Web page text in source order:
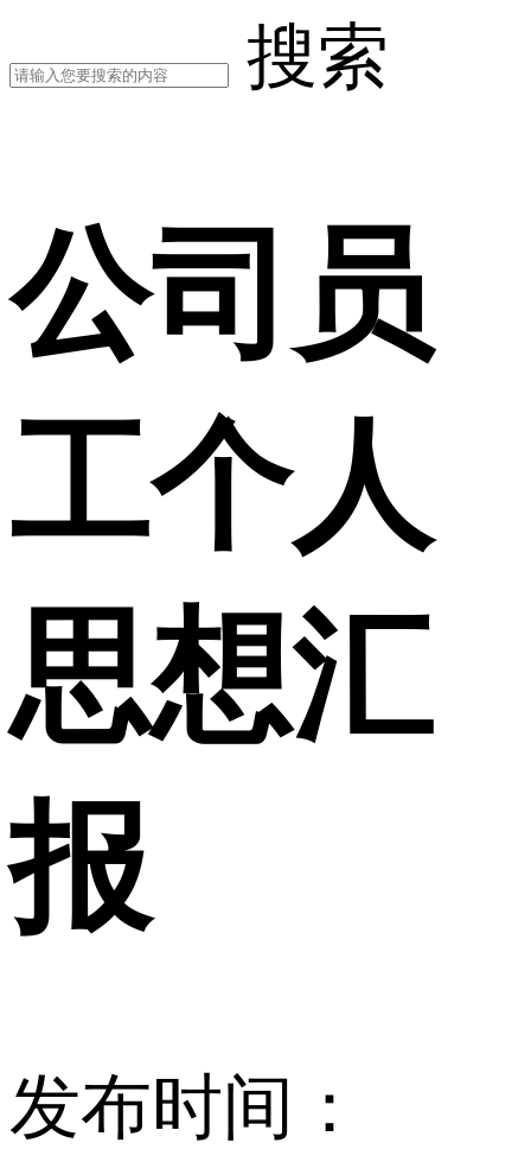
搜索
公司员
工个人
思想汇
报
发布时间：